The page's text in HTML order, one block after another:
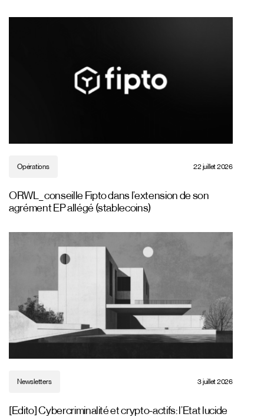
Opérations 22 juillet 2026
ORWL_ conseille Fipto dans l’extension de son
agrément EP allégé (stablecoins)
Newsletters 3 juillet 2026
[Edito] Cybercriminalité et crypto-actifs: l’Etat lucide